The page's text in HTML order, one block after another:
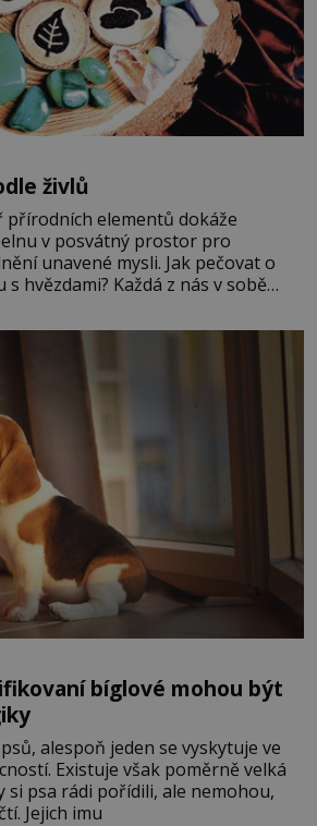
živlů
přírodních elementů dokáže
v posvátný prostor pro
unavené mysli. Jak pečovat o
hvězdami? Každá z nás v sobě
naší pokožky. Ohnivá znamení
Berana, Lva a Střelce v sobě
neutuchající elán. Vaše
bíglové mohou být
alespoň jeden se vyskytuje ve
Existuje však poměrně velká
si psa rádi pořídili, ale nemohou,
Jejich imu